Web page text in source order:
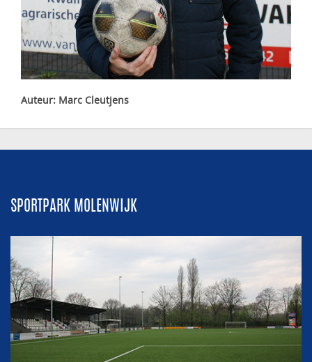
Auteur: Marc Cleutjens
SPORTPARK MOLENWIJK